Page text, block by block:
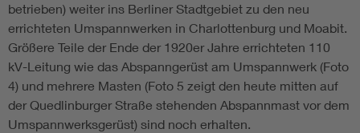
betrieben) weiter ins Berliner Stadtgebiet zu den neu
errichteten Umspannwerken in Charlottenburg und Moabit.
Größere Teile der Ende der 1920er Jahre errichteten 110
kV-Leitung wie das Abspanngerüst am Umspannwerk (Foto
4) und mehrere Masten (Foto 5 zeigt den heute mitten auf
der Quedlinburger Straße stehenden Abspannmast vor dem
Umspannwerksgerüst) sind noch erhalten.